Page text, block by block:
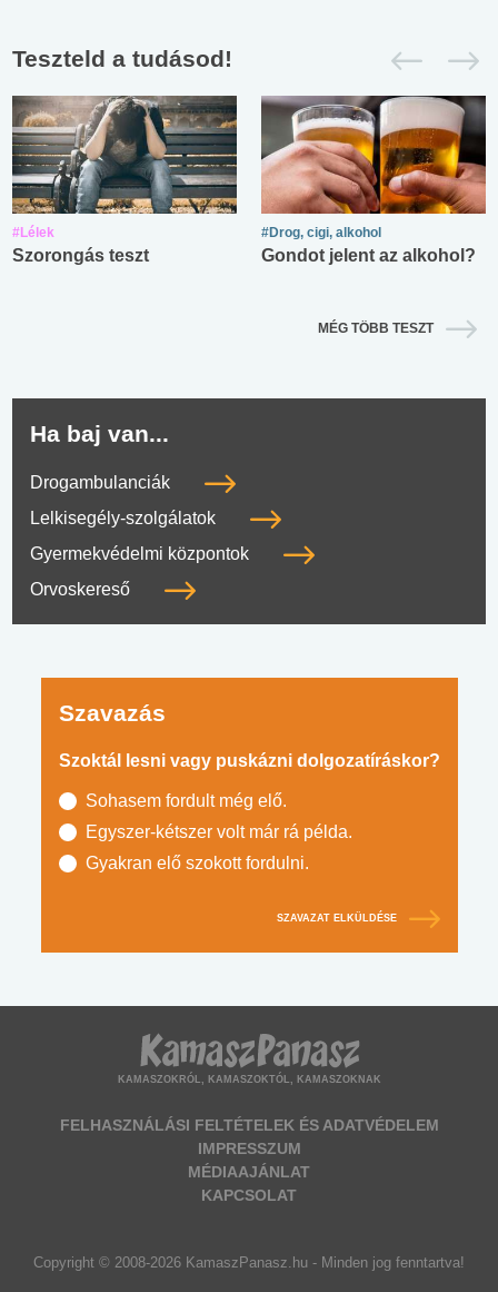
Teszteld a tudásod!
#Lélek
Szorongás teszt
#Drog, cigi, alkohol
Gondot jelent az alkohol?
MÉG TÖBB TESZT
Ha baj van...
Drogambulanciák
Lelkisegély-szolgálatok
Gyermekvédelmi központok
Orvoskereső
Szavazás
Szoktál lesni vagy puskázni dolgozatíráskor?
Sohasem fordult még elő.
Egyszer-kétszer volt már rá példa.
Gyakran elő szokott fordulni.
SZAVAZAT ELKÜLDÉSE
KAMASZOKRÓL, KAMASZOKTÓL, KAMASZOKNAK
FELHASZNÁLÁSI FELTÉTELEK ÉS ADATVÉDELEM
IMPRESSZUM
MÉDIAAJÁNLAT
KAPCSOLAT
Copyright © 2008-2026 KamaszPanasz.hu - Minden jog fenntartva!